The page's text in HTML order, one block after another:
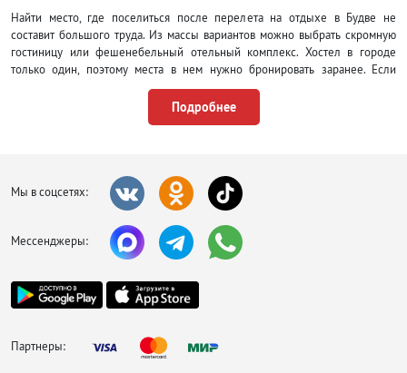
Найти место, где поселиться после перелета на отдыхе в Будве не
составит большого труда. Из массы вариантов можно выбрать скромную
гостиницу или фешенебельный отельный комплекс. Хостел в городе
только один, поэтому места в нем нужно бронировать заранее. Если
летите не по путевке от туроператоров, то можно арендовать комнату или
мясные кушанья значительно дешевле рыбных и доступны самым
бюджетным туристам. На гарнир обычно подают обжаренный картофель
маленькие бистро или блинные, цены приятно удивляют. Из алкогольных
напитков очень популярны ракия и вино, которые можно купить домой в
Подробнее
Мы в соцсетях:
Мессенджеры:
Партнеры: